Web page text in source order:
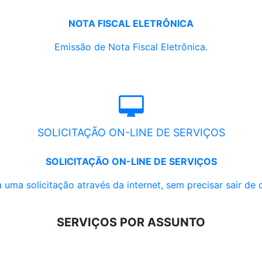
NOTA FISCAL ELETRÔNICA
Emissão de Nota Fiscal Eletrônica.
SOLICITAÇÃO ON-LINE DE SERVIÇOS
SOLICITAÇÃO ON-LINE DE SERVIÇOS
uma solicitação através da internet, sem precisar sair de
SERVIÇOS POR ASSUNTO